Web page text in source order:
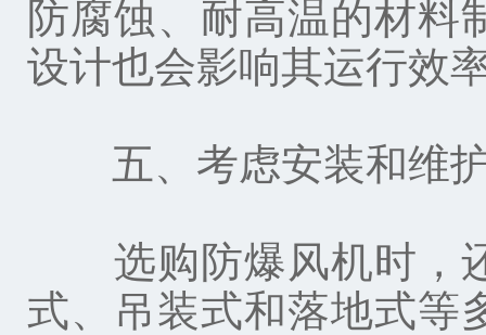
防腐蚀、耐高温的材料
设计也会影响其运行效
五、考虑安装和维
选购防爆风机时，还
式、吊装式和落地式等